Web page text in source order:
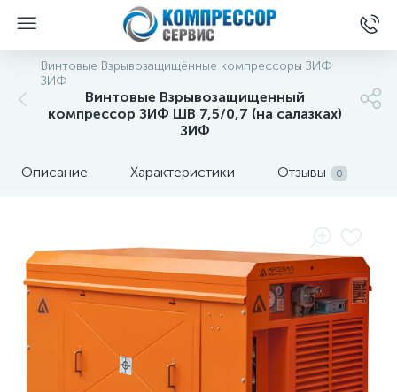
Винтовые Взрывозащищённые компрессоры ЗИФ
ЗИФ
Винтовые Взрывозащищенный
компрессор ЗИФ ШВ 7,5/0,7 (на салазках)
ЗИФ
Описание Характеристики Отзывы 0